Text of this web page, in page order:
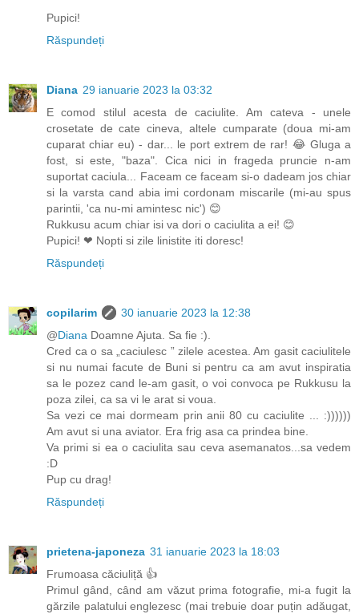
Pupici!
Răspundeți
Diana 29 ianuarie 2023 la 03:32
E comod stilul acesta de caciulite. Am cateva - unele
crosetate de cate cineva, altele cumparate (doua mi-am
cuparat chiar eu) - dar... le port extrem de rar! 😂 Gluga a
fost, si este, "baza". Cica nici in frageda pruncie n-am
suportat caciula... Faceam ce faceam si-o dadeam jos chiar
si la varsta cand abia imi cordonam miscarile (mi-au spus
parintii, 'ca nu-mi amintesc nic') 😊
Rukkusu acum chiar isi va dori o caciulita a ei! 😊
Pupici! ❤ Nopti si zile linistite iti doresc!
Răspundeți
copilarim
30 ianuarie 2023 la 12:38
@Diana Doamne Ajuta. Sa fie :).
Cred ca o sa „caciulesc ” zilele acestea. Am gasit caciulitele
si nu numai facute de Buni si pentru ca am avut inspiratia
sa le pozez cand le-am gasit, o voi convoca pe Rukkusu la
poza zilei, ca sa vi le arat si voua.
Sa vezi ce mai dormeam prin anii 80 cu caciulite ... :))))))
Am avut si una aviator. Era frig asa ca prindea bine.
Va primi si ea o caciulita sau ceva asemanatos...sa vedem
:D
Pup cu drag!
Răspundeți
prietena-japoneza 31 ianuarie 2023 la 18:03
Frumoasa căciuliță 👍
Primul gând, când am văzut prima fotografie, mi-a fugit la
gărzile palatului englezesc (mai trebuie doar puțin adăugat,